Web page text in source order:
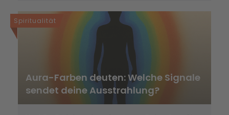
Spiritualität
Aura-Farben deuten: Welche Signale
sendet deine Ausstrahlung?